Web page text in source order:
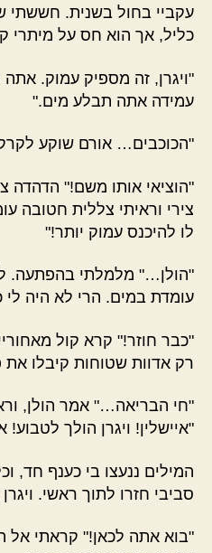
עקביי בחול בשנית. חששתי
כליל, אך הוא חס על מיתרי
"ויגרן, זה מספיק עמוק.
עמידה אתה תבלע מים."
"הכוכבים… אורם שוקע
"הוציאי אותו משם!" הדהדה
צירי וראיתי צללית חטובה
לו להיכנס עמוק יותר!"
"הולן…" מלמלתי בהפתעה.
עומדת במים. הרי לא היה
"כבר חוזר!" קרא קול
רק אדוות שטוחות קיבלו את
"חי הבריאה…" אמר הולן,
"איישלין! ויגרן הולך
המילים ננעצו בי כענף חד,
סביבי חזרו לתוך ראשי.
"בוא אתה לכאן!" קראתי אל